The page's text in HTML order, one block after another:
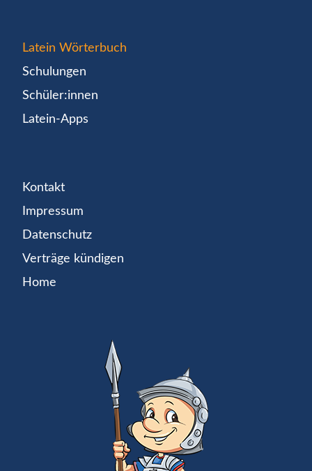
Latein Wörterbuch
Schulungen
Schüler:innen
Latein-Apps
Kontakt
Impressum
Datenschutz
Verträge kündigen
Home